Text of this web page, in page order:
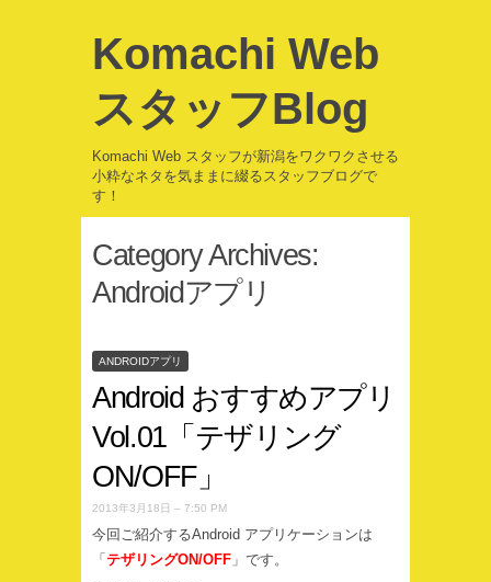
Komachi Web
スタッフBlog
Komachi Web スタッフが新潟をワクワクさせる
小粋なネタを気ままに綴るスタッフブログで
す！
Category Archives:
Androidアプリ
ANDROIDアプリ
Android おすすめアプリ
Vol.01「テザリング
ON/OFF」
2013年3月18日 – 7:50 PM
今回ご紹介するAndroid アプリケーションは
「テザリングON/OFF 」です。